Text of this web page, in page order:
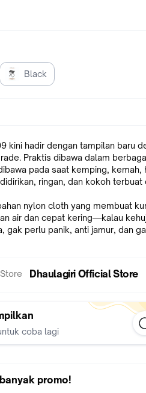
Black
kini hadir dengan tampilan baru
Praktis dibawa dalam
pada saat kemping, kemah,
ringan, dan kokoh terbuat
nylon cloth yang membuat
air dan cepat kering—kalau
gak perlu panik, anti jamur, dan
tergesek atau dilipet-lipet.
santai di teras.
Dhaulagiri Official Store
coba lagi
promo!